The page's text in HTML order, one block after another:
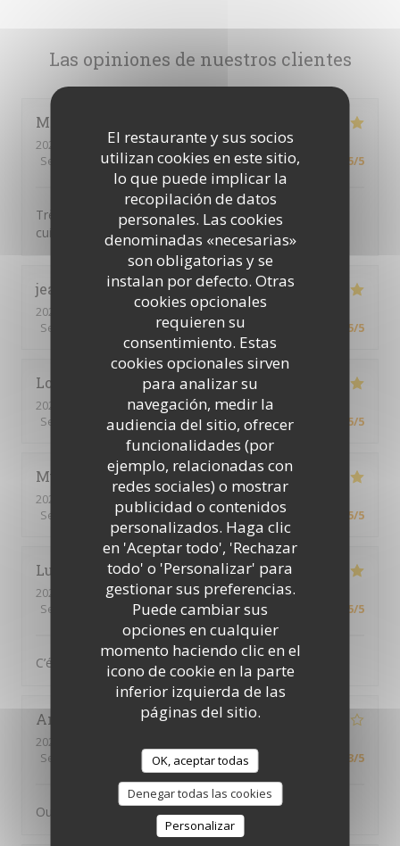
El restaurante y sus socios
utilizan cookies en este sitio,
lo que puede implicar la
recopilación de datos
personales. Las cookies
denominadas «necesarias»
son obligatorias y se
instalan por defecto. Otras
cookies opcionales
requieren su
consentimiento. Estas
cookies opcionales sirven
para analizar su
navegación, medir la
audiencia del sitio, ofrecer
funcionalidades (por
ejemplo, relacionadas con
redes sociales) o mostrar
publicidad o contenidos
personalizados. Haga clic
en 'Aceptar todo', 'Rechazar
todo' o 'Personalizar' para
gestionar sus preferencias.
Puede cambiar sus
opciones en cualquier
momento haciendo clic en el
icono de cookie en la parte
inferior izquierda de las
páginas del sitio.
OK, aceptar todas
Denegar todas las cookies
Personalizar
Las opiniones de nuestros clientes
Marine
2026-04-25
- 12:30 - Invitados 2
Servicio
/5 Ambiente: 5/5 Menú: 5/5 Calidad / Precio 5/5
Très bon restaurant avec un super concept et une
cuisine de suer qualité !!
jean christophe ou philippeG
2026-04-18
- 12:00 - Invitados 3
Servicio
Ambiente: 5/5 Menú :5/5 5/5
Loïc
2026-03-27
- 20:00 - Invitados 2
Servicio
Ambiente: 5 /5 Menú:5 /5 Calidad / Precio 5/5
Muriel
2026-03-28
- 12:15 - Invitados 2
Servicio
Ambiente: 3/5 Menú: 5/5 Calidad / Precio 5/5
Lucie
2026-03-26
- 12:00 - Invitados 2
Servicio
Ambiente:5 /5 Menú: 5/5 Calidad / Precio 5/5
C’était très bon, comme d’habitude !
Annick
2026-03-21
Servicio
Ambiente: 3/5 Menú:3/5 Calidad / Precio 3/5
Oui